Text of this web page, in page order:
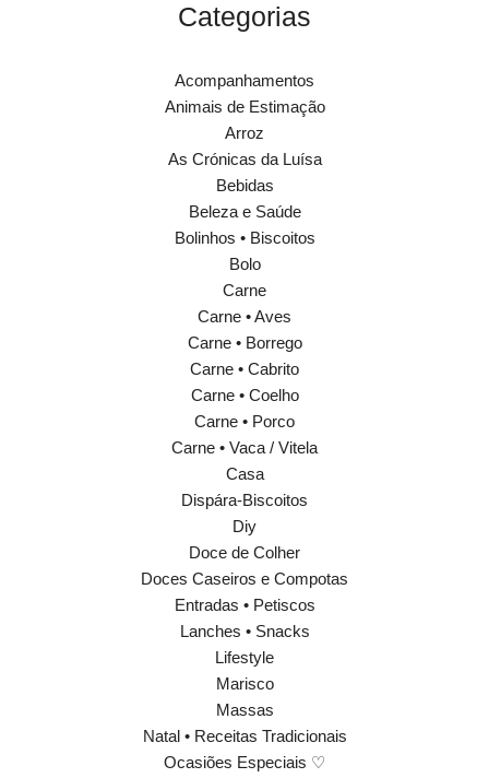
Categorias
Acompanhamentos
Animais de Estimação
Arroz
As Crónicas da Luísa
Bebidas
Beleza e Saúde
Bolinhos • Biscoitos
Bolo
Carne
Carne • Aves
Carne • Borrego
Carne • Cabrito
Carne • Coelho
Carne • Porco
Carne • Vaca / Vitela
Casa
Dispára-Biscoitos
Diy
Doce de Colher
Doces Caseiros e Compotas
Entradas • Petiscos
Lanches • Snacks
Lifestyle
Marisco
Massas
Natal • Receitas Tradicionais
Ocasiões Especiais ♡